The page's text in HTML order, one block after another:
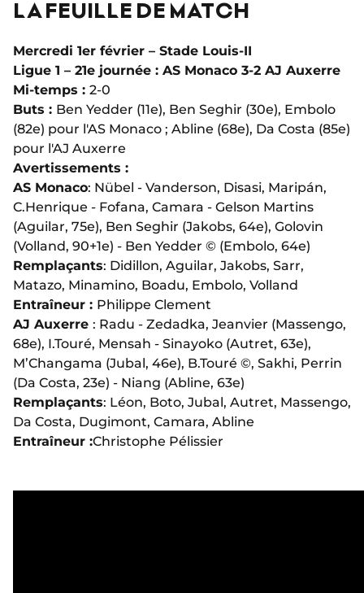
LA FEUILLE DE MATCH
Mercredi 1er février – Stade Louis-II
Ligue 1 – 21e journée : AS Monaco 3-2 AJ Auxerre
Mi-temps : 2-0
Buts : Ben Yedder (11e), Ben Seghir (30e), Embolo
(82e) pour l'AS Monaco ; Abline (68e), Da Costa (85e)
pour l'AJ Auxerre
Avertissements :
AS Monaco: Nübel - Vanderson, Disasi, Maripán,
C.Henrique - Fofana, Camara - Gelson Martins
(Aguilar, 75e), Ben Seghir (Jakobs, 64e), Golovin
(Volland, 90+1e) - Ben Yedder © (Embolo, 64e)
Remplaçants: Didillon, Aguilar, Jakobs, Sarr,
Matazo, Minamino, Boadu, Embolo, Volland
Entraîneur : Philippe Clement
AJ Auxerre : Radu - Zedadka, Jeanvier (Massengo,
68e), I.Touré, Mensah - Sinayoko (Autret, 63e),
M’Changama (Jubal, 46e), B.Touré ©, Sakhi, Perrin
(Da Costa, 23e) - Niang (Abline, 63e)
Remplaçants: Léon, Boto, Jubal, Autret, Massengo,
Da Costa, Dugimont, Camara, Abline
Entraîneur :Christophe Pélissier